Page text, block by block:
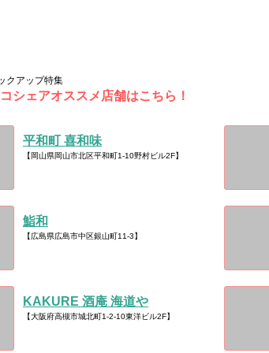
クアップ特集
シェアオススメ店舗はこちら！
平和町 喜和味
【岡山県岡山市北区平和町1-10野村ビル2F】
鮨和
【広島県広島市中区銀山町11-3】
KAKURE 酒庵 海道や
【大阪府高槻市城北町1-2-10東洋ビル2F】